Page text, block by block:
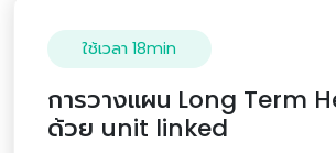
ใช้เวลา 18min
การวางแผน Long Term
ด้วย unit linked